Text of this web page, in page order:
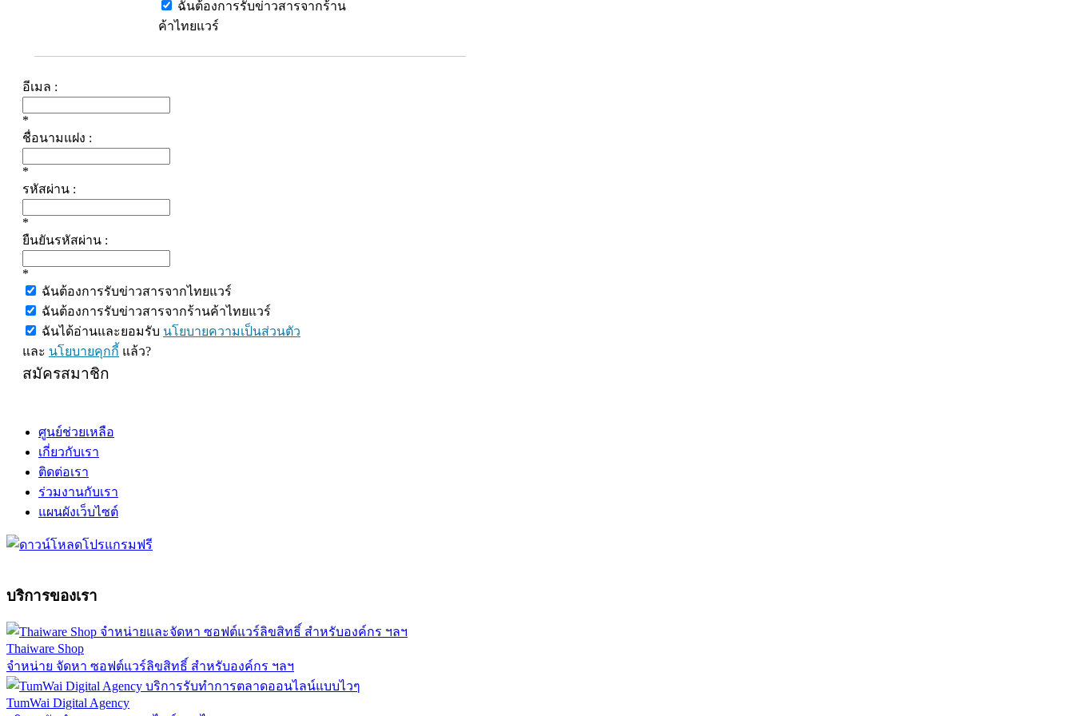
ฉันต้องการรับข่าวสารจากร้าน
ค้าไทยแวร์
อีเมล :
*
ชื่อนามแฝง :
*
รหัสผ่าน :
*
ยืนยันรหัสผ่าน :
*
ฉันต้องการรับข่าวสารจากไทยแวร์
ฉันต้องการรับข่าวสารจากร้านค้าไทยแวร์
ฉันได้อ่านและยอมรับ นโยบายความเป็นส่วนตัว
และ นโยบายคุกกี้ แล้ว?
สมัครสมาชิก
ศูนย์ช่วยเหลือ
เกี่ยวกับเรา
ติดต่อเรา
ร่วมงานกับเรา
แผนผังเว็บไซต์
บริการของเรา
Thaiware Shop
จำหน่าย จัดหา ซอฟต์แวร์ลิขสิทธิ์ สำหรับองค์กร ฯลฯ
TumWai Digital Agency